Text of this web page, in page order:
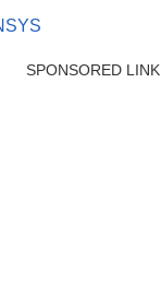
SPONSORED LINK